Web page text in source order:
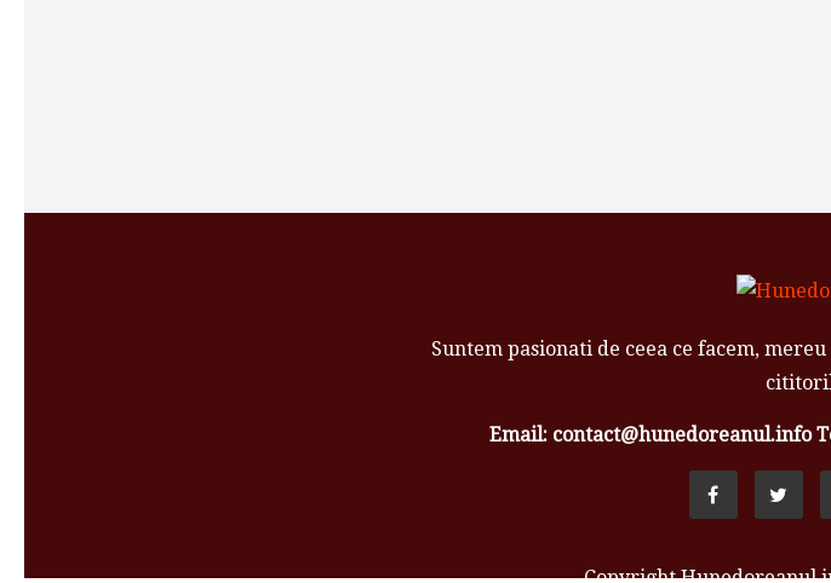
Suntem pasionati de ceea ce facem,
Email: contact@hunedoreanul.info
Copyright Hunedoreanul